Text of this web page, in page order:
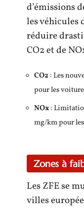
d’émissions
les véhicules
réduire
CO2 et de
CO2 : Les
pour les
NOx:
mg/km pour
Zones à
Les ZFE se
villes